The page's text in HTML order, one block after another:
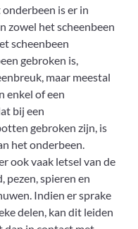
is er in
zowel het scheenbeen
scheenbeen
gebroken is,
maar meestal
enkel of een
bij een
gebroken zijn, is
het onderbeen.
ook vaak letsel van de
pezen, spieren en
Indien er sprake
delen, kan dit leiden